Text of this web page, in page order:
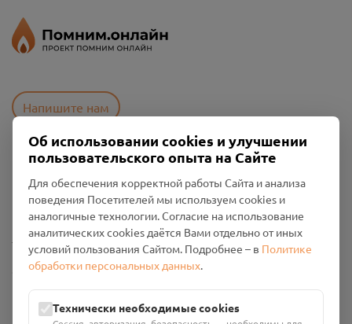
Напишите нам
Политика конфиденциальности
Промо-материалы
Настройки cookies
Общество с ограниченной ответственностью «Смоленский
Проект Помним»
ИНН: 6700029207 ОГРН: 1256700001986
Об использовании cookies и улучшении
пользовательского опыта на Сайте
Для обеспечения корректной работы Сайта и анализа
поведения Посетителей мы используем cookies и
аналогичные технологии. Согласие на использование
аналитических cookies даётся Вами отдельно от иных
условий пользования Сайтом. Подробнее – в Политике
обработки персональных данных.
Технически необходимые cookies